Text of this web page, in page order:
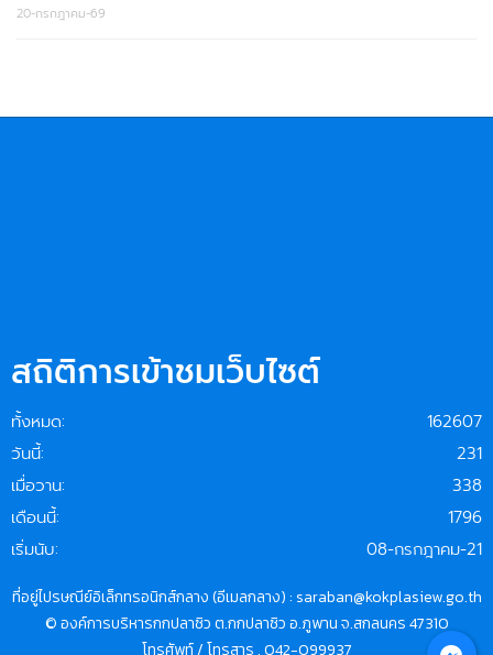
20-กรกฎาคม-69
สถิติการเข้าชมเว็บไซต์
162607
ทั้งหมด:
231
วันนี้:
338
เมื่อวาน:
1796
เดือนนี้:
08-กรกฎาคม-21
เริ่มนับ:
ที่อยู่ไปรษณีย์อิเล็กทรอนิกส์กลาง (อีเมลกลาง) : saraban@kokplasiew.go.th
© องค์การบริหารกกปลาซิว ต.กกปลาซิว อ.ภูพาน จ.สกลนคร 47310
โทรศัพท์ / โทรสาร . 042-099937